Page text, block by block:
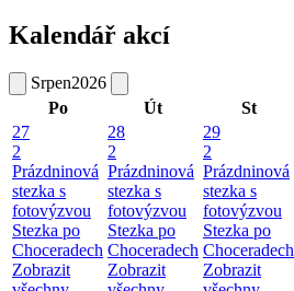
Kalendář akcí
Srpen2026
Po
Út St
27
2
Prázdninová
stezka s
fotovýzvou
Stezka po
Choceradech
Zobrazit
28
2
Prázdninová
stezka s
fotovýzvou
Stezka po
Choceradech
Zobrazit
29
2
Prázdninová
stezka s
fotovýzvou
Stezka po
Choceradech
Zobrazit